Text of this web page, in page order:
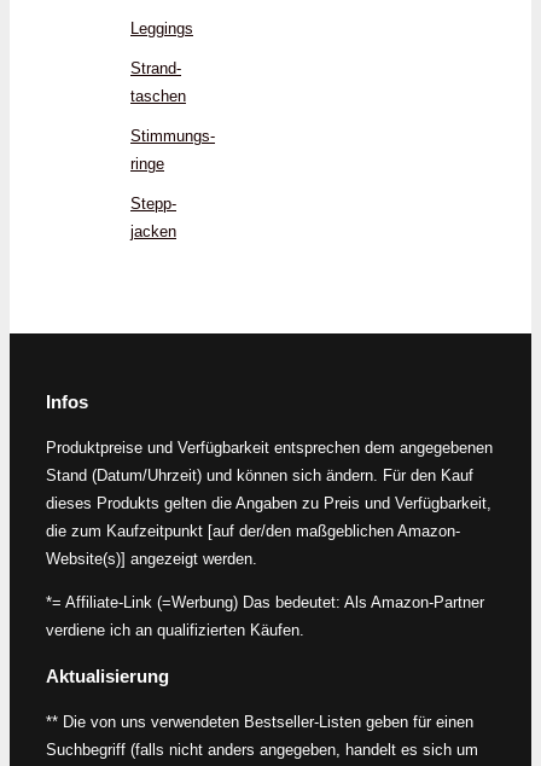
Leggings
Strand­
taschen
Stimmungs­
ringe
Stepp­
jacken
Infos
Produktpreise und Verfügbarkeit entsprechen dem angegebenen
Stand (Datum/Uhrzeit) und können sich ändern. Für den Kauf
dieses Produkts gelten die Angaben zu Preis und Verfügbarkeit,
die zum Kaufzeitpunkt [auf der/den maßgeblichen Amazon-
Website(s)] angezeigt werden.
*= Affiliate-Link (=Werbung) Das bedeutet: Als Amazon-Partner
verdiene ich an qualifizierten Käufen.
Aktualisierung
** Die von uns verwendeten Bestseller-Listen geben für einen
Suchbegriff (falls nicht anders angegeben, handelt es sich um